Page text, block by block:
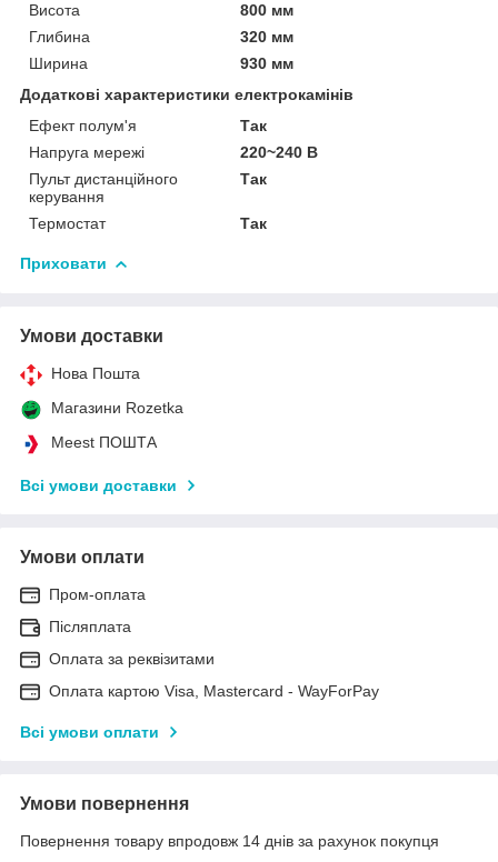
Висота
800 мм
Глибина
320 мм
Ширина
930 мм
Додаткові характеристики електрокамінів
Ефект полум'я
Так
Напруга мережі
220~240 В
Пульт дистанційного
керування
Так
Термостат Так
Приховати
Умови доставки
Нова Пошта
Магазини Rozetka
Meest ПОШТА
Всі умови доставки
Умови оплати
Пром-оплата
Післяплата
Оплата за реквізитами
Оплата картою Visa, Mastercard - WayForPay
Всі умови оплати
Умови повернення
Повернення товару впродовж 14 днів за рахунок покупця